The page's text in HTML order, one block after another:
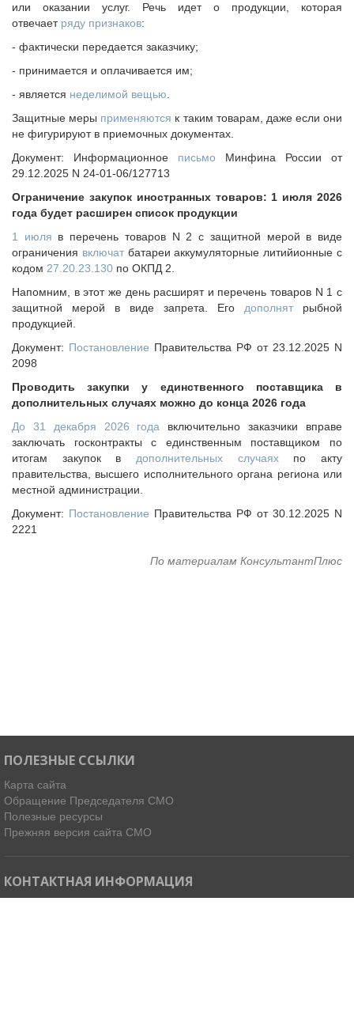
или оказании услуг. Речь идет о продукции, которая
отвечает ряду признаков:
- фактически передается заказчику;
- принимается и оплачивается им;
- является неделимой вещью
Защитные меры применяются к таким товарам, даже если они
не фигурируют в приемочных документах.
Документ: Информационное письмо Минфина России от
29.12.2025 N 24-01-06/127713
Ограничение закупок иностранных товаров: 1 июля 2026
года будет расширен список продукции
1 июля в перечень товаров N 2 с защитной мерой в виде
ограничения включатбатареи аккумуляторные литийионные с
кодом 27.20.23.130 по ОКПД 2.
Напомним, в этот же день расширят и перечень товаров N 1 с
защитной мерой в виде запрета. Его дополнят рыбной
продукцией.
Документ: Постановление Правительства РФ от 23.12.2025 N
2098
Проводить закупки у единственного поставщика в
дополнительных случаях можно до конца 2026 года
До 31 декабря 2026 года включительно заказчики вправе
заключать госконтракты с единственным поставщиком по
итогам закупок в дополнительных случаяхпо акту
правительства, высшего исполнительного органа региона или
местной администрации.
Документ: Постановление Правительства РФ от 30.12.2025 N
2221
По материалам КонсультантПлюс
ПОЛЕЗНЫЕ ССЫЛКИ
Карта сайта
Обращение Председателя СМО
Полезные ресурсы
Прежняя версия сайта СМО
КОНТАКТНАЯ ИНФОРМАЦИЯ